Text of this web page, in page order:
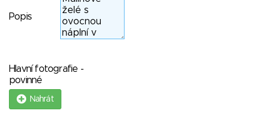
Popis
Hlavní fotografie -
povinné
Nahrát